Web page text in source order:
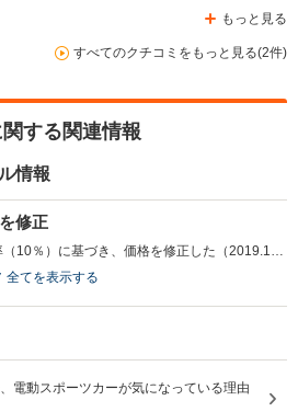
もっと見る
すべてのクチコミをもっと見る(2件)
する関連情報
情報
修正
2019年10月1日以降の消費税率（10％）に基づき、価格を修正した（2019.10）
全てを表示する
電動スポーツカーが気になっている理由